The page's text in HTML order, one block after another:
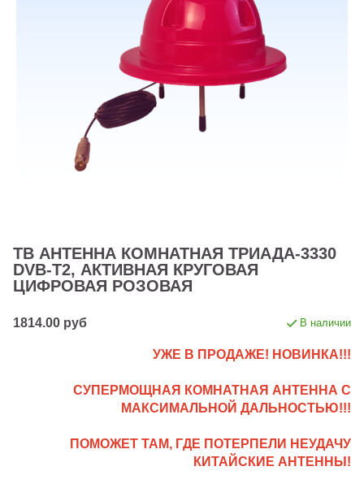
ТВ АНТЕННА КОМНАТНАЯ ТРИАДА-3330
DVB-T2, АКТИВНАЯ КРУГОВАЯ
ЦИФРОВАЯ РОЗОВАЯ
1814.00 руб В наличии
УЖЕ В ПРОДАЖЕ! НОВИНКА!!!
СУПЕРМОЩНАЯ КОМНАТНАЯ АНТЕННА С
МАКСИМАЛЬНОЙ ДАЛЬНОСТЬЮ!!!
ПОМОЖЕТ ТАМ, ГДЕ ПОТЕРПЕЛИ НЕУДАЧУ
КИТАЙСКИЕ АНТЕННЫ!